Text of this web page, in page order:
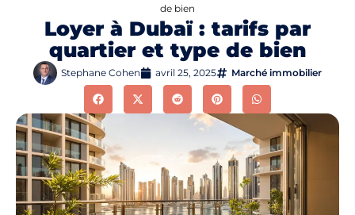
de bien
Loyer à Dubaï : tarifs par
quartier et type de bien
Stephane Cohen avril 25, 2025 Marché immobilier